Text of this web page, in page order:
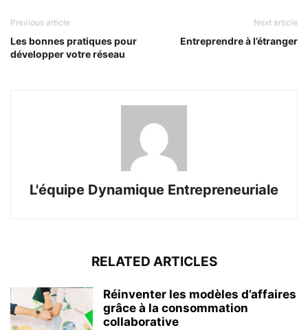
Previous article
Les bonnes pratiques pour
développer votre réseau
Next article
Entreprendre à l’étranger
L'équipe Dynamique Entrepreneuriale
RELATED ARTICLES
Réinventer les modèles d’affaires
grâce à la consommation
collaborative